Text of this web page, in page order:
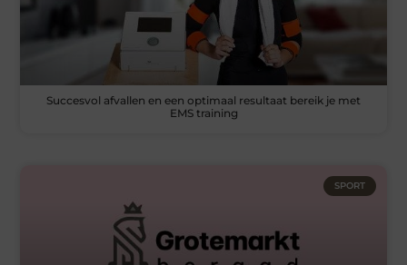
Succesvol afvallen en een optimaal resultaat bereik je met
EMS training
SPORT